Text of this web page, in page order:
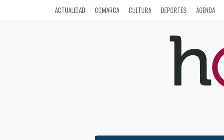
ACTUALIDAD COMARCA CULTURA DEPORTES AGENDA